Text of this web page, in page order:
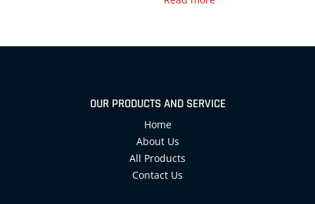
OUR PRODUCTS AND SERVICE
Home
About Us
All Products
Contact Us